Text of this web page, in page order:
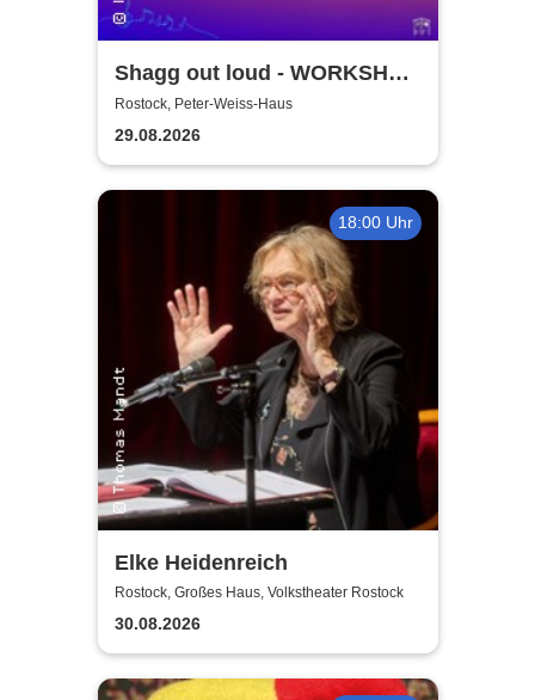
Shagg out loud - WORKSHOP
+ Social Dance | Peter Weiss
Haus Rostock
Rostock, Peter-Weiss-Haus
29.08.2026
18:00 Uhr
Elke Heidenreich
Rostock, Großes Haus, Volkstheater Rostock
30.08.2026